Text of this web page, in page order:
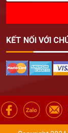
KẾT NỐI VỚI